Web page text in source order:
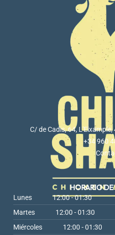
C/ de Cadis, 64,
+34 960
HORARIO DE
Lunes
12:00 - 01:30
Martes
12:00 - 01:30
Miércoles
12:00 - 01:30